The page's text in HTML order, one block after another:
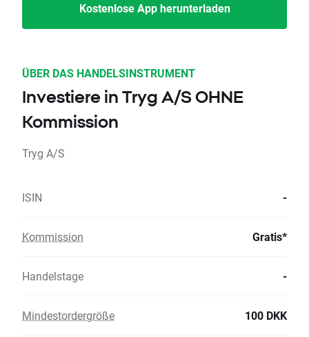
Kostenlose App herunterladen
ÜBER DAS HANDELSINSTRUMENT
Investiere in Tryg A/S OHNE
Kommission
Tryg A/S
ISIN -
Kommission Gratis*
Handelstage -
Mindestordergröße 100 DKK